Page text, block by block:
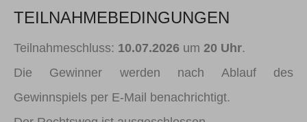
TEILNAHMEBEDINGUNGEN
Teilnahmeschluss: 10.07.2026 um 20 Uhr.
Die Gewinner werden nach Ablauf des
Gewinnspiels per E-Mail benachrichtigt.